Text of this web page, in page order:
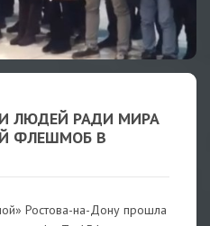
ЛЮДЕЙ РАДИ МИРА
ФЛЕШМОБ В
Ростова-на-Дону прошла